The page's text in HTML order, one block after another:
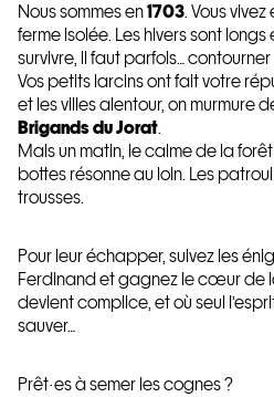
Nous sommes en1703. Vous
ferme isolée. Les hivers sont
survivre, il faut parfois… contourner
Vos petits larcins ont fait votre
et les villes alentour, on murmure
Brigands du Jorat.
Mais un matin, le calme de la
bottes résonne au loin. Les
trousses.
Pour leur échapper, suivez les
Ferdinand et gagnez le cœur de
devient complice, et où seul
sauver…
Prêt·es à semer les cognes ?